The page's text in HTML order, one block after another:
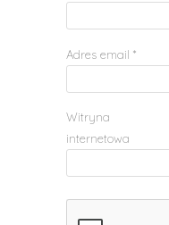
Adres email *
Witryna
internetowa